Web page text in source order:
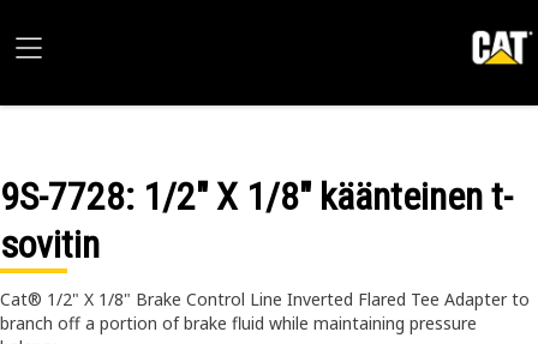
9S-7728: 1/2" X 1/8" käänteinen t-
sovitin
Cat® 1/2" X 1/8" Brake Control Line Inverted Flared Tee Adapter to
branch off a portion of brake fluid while maintaining pressure